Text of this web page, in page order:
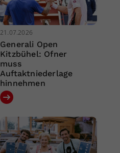
21.07.2026
Generali Open
Kitzbühel: Ofner
muss
Auftaktniederlage
hinnehmen